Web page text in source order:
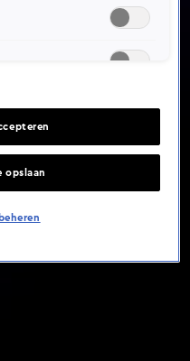
opslaan